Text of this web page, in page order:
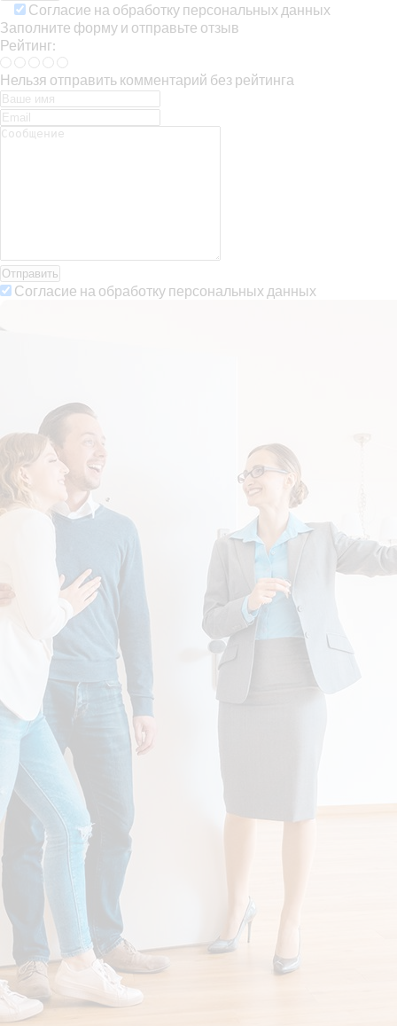
Согласие на обработку персональных данных
Заполните форму и отправьте отзыв
Рейтинг:
Нельзя отправить комментарий без рейтинга
Отправить
Согласие на обработку персональных данных